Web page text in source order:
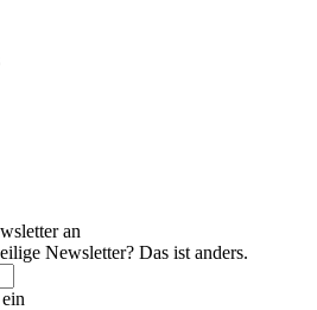
an
Newsletter? Das ist anders.